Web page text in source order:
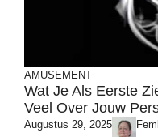
AMUSEMENT
Wat Je Als Eerste
Veel Over Jouw
Augustus 29, 2025